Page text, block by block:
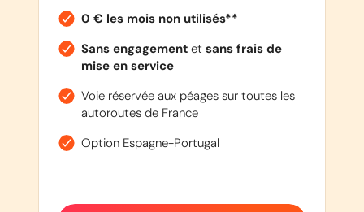
0 € les mois non utilisés**
Sans engagementet sans frais de
mise en service
Voie réservée aux péages sur toutes les
autoroutes de France
Option Espagne-Portugal